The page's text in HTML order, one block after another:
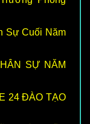
Sự Cuối Năm
SỰ NĂM
24 ĐÀO TẠO